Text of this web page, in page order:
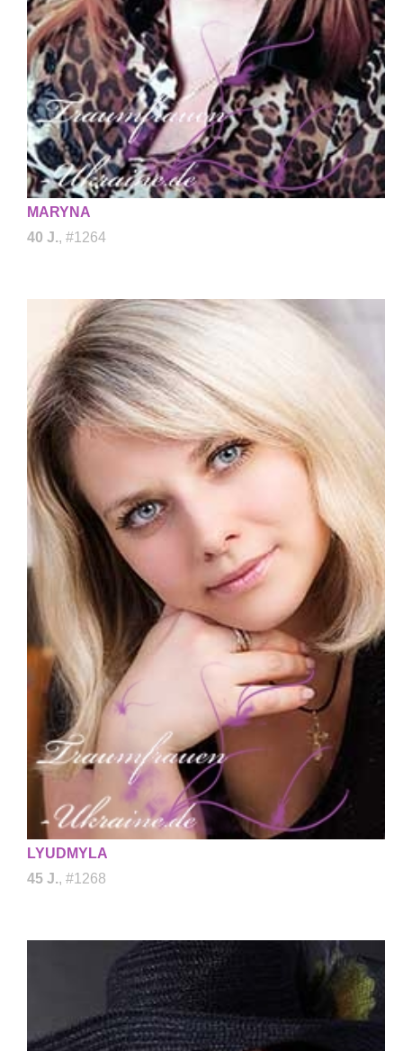
MARYNA
40 J., #1264
LYUDMYLA
45 J., #1268